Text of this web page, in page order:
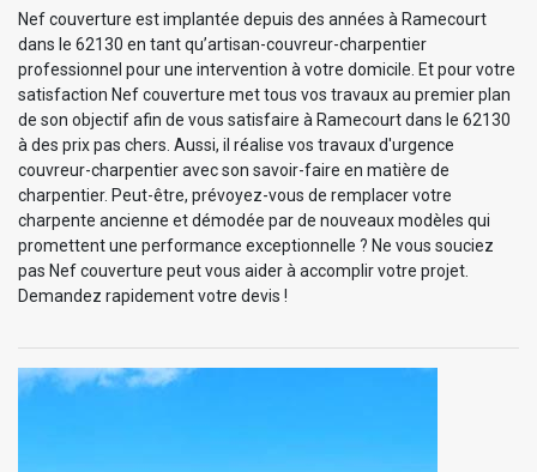
Nef couverture est implantée depuis des années à Ramecourt
dans le 62130 en tant qu’artisan-couvreur-charpentier
professionnel pour une intervention à votre domicile. Et pour votre
satisfaction Nef couverture met tous vos travaux au premier plan
de son objectif afin de vous satisfaire à Ramecourt dans le 62130
à des prix pas chers. Aussi, il réalise vos travaux d'urgence
couvreur-charpentier avec son savoir-faire en matière de
charpentier. Peut-être, prévoyez-vous de remplacer votre
charpente ancienne et démodée par de nouveaux modèles qui
promettent une performance exceptionnelle ? Ne vous souciez
pas Nef couverture peut vous aider à accomplir votre projet.
Demandez rapidement votre devis !